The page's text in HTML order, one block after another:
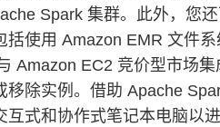
Spark 集群。此外，您
括使用 Amazon EMR 文件
Amazon EC2 竞价型市场
移除实例。借助 Apache
互式和协作式笔记本电脑以进